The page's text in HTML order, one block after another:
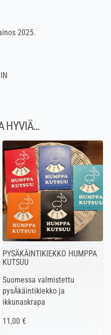
2025.
HYVIÄ…
PYSÄKÄINTIKIEKKO HUMPPA
KUTSUU
Suomessa valmistettu
pysÄkäintikiekko ja
ikkunaskrapa
11,00 €